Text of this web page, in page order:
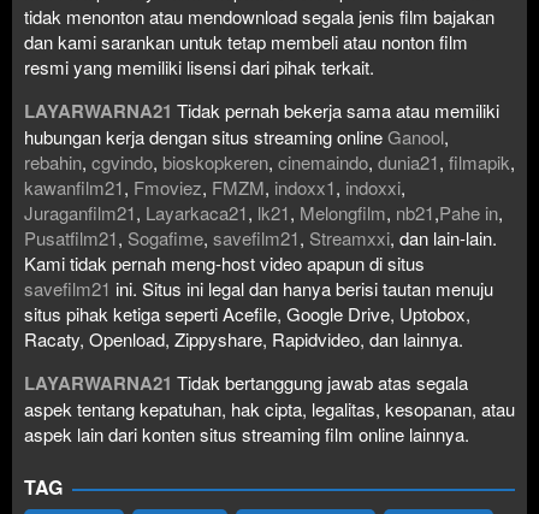
tidak menonton atau mendownload segala jenis film bajakan
dan kami sarankan untuk tetap membeli atau nonton film
resmi yang memiliki lisensi dari pihak terkait.
LAYARWARNA21 Tidak pernah bekerja sama atau memiliki
hubungan kerja dengan situs streaming onlineGanool,
rebahin, cgvindo, bioskopkeren, cinemaindo, dunia21, filmapik,
kawanfilm21, Fmoviez, FMZM, indoxx1, indoxxi,
Juraganfilm21, Layarkaca21, lk21, Melongfilm, nb21,Pahe in,
Pusatfilm21, Sogafime, savefilm21, Streamxxi, dan lain-lain.
Kami tidak pernah meng-host video apapun di situs
savefilm21 ini. Situs ini legal dan hanya berisi tautan menuju
situs pihak ketiga seperti Acefile, Google Drive, Uptobox,
Racaty, Openload, Zippyshare, Rapidvideo, dan lainnya.
LAYARWARNA21 Tidak bertanggung jawab atas segala
aspek tentang kepatuhan, hak cipta, legalitas, kesopanan, atau
aspek lain dari konten situs streaming film online lainnya.
TAG